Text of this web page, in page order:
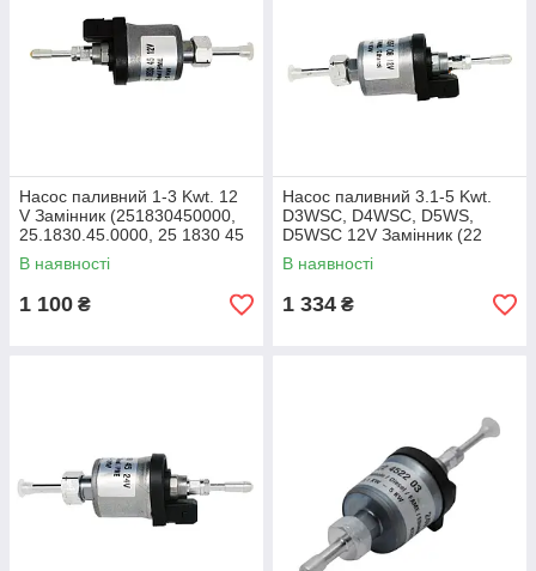
Насос паливний 1-3 Kwt. 12
V Замінник (251830450000,
25.1830.45.0000, 25 1830 45
0000, 25 1830 45, 25183045,
251830450000/Z)
В наявності
1 100 ₴
Насос паливний 3.1-5 Kwt.
D3WSC, D4WSC, D5WS,
D5WSC 12V Замінник (22
4507 08, 22450708, 22 4507
08 0000, 22 4507 08\Z)
В наявності
1 334 ₴